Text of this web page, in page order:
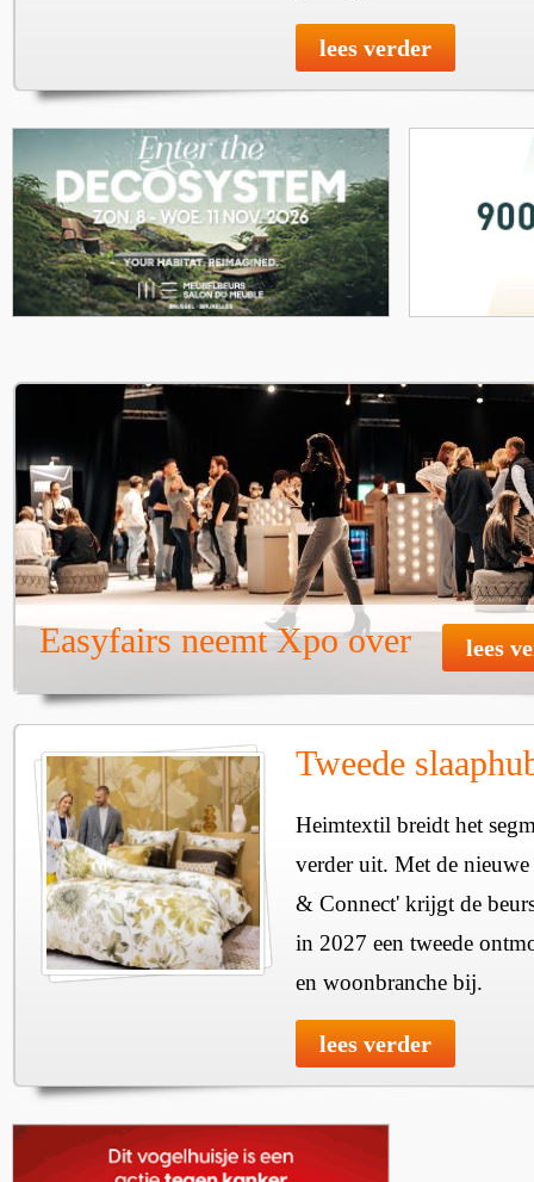
lees verder
Easyfairs neemt Xpo over lees
Tweede
Heimtextil breidt het
verder uit. Met de
& Connect' krijgt de
in 2027 een tweede
en woonbranche bij.
lees verder